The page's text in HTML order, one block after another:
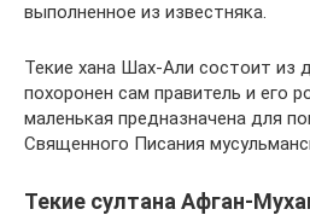
выполненное из известняка.
Текие хана Шах-Али состоит из
похоронен сам правитель и его
маленькая предназначена для
Священного Писания
Текие султана Афган-